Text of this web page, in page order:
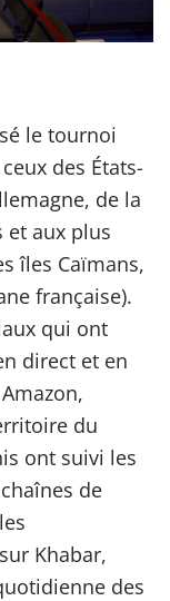
le tournoi
des États-
de la
et aux plus
îles Caïmans,
française).
qui ont
direct et en
du
ont suivi les
de
Khabar,
des